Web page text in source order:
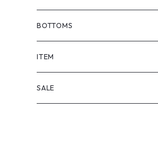
BOTTOMS
SHORTS
PANTS
ITEM
SALE